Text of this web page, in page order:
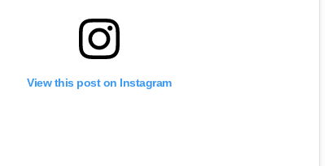
View this post on Instagram